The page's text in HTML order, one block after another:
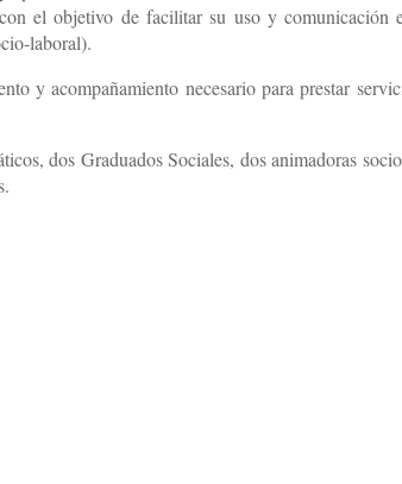
el objetivo de facilitar su uso y comunicación
laboral).
y acompañamiento necesario para prestar
dos Graduados Sociales, dos animadoras